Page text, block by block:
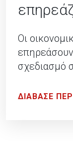
Οι
σχεδιασμό
ΔΙΑΒΑΣΕ